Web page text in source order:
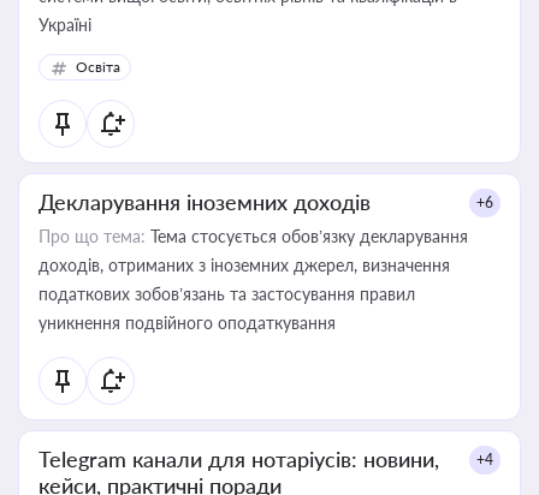
Україні
Освіта
Декларування іноземних доходів +6
Про що тема: Тема стосується обов’язку декларування
доходів, отриманих з іноземних джерел, визначення
податкових зобов’язань та застосування правил
уникнення подвійного оподаткування
Telegram канали для нотаріусів: новини,
кейси, практичні поради
+4